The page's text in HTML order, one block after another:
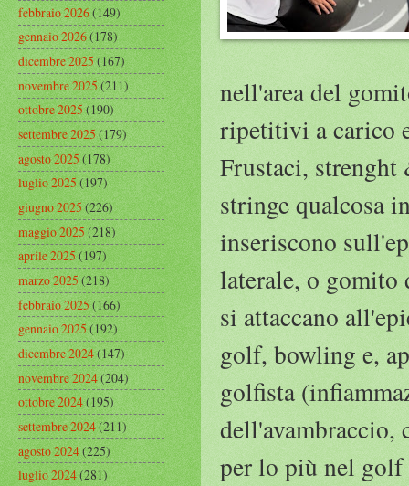
nell'area del
ripetitivi a carico
Frustaci,
stringe qualcosa
inseriscono
laterale, o gomito
si attaccano
golf, bowling e,
golfista
dell'avambraccio,
per lo più nel
febbraio 2026(149)
gennaio 2026(178)
dicembre 2025(167)
novembre 2025(211)
ottobre 2025(190)
settembre 2025(179)
agosto 2025(178)
luglio 2025(197)
giugno 2025(226)
maggio 2025(218)
aprile 2025(197)
marzo 2025(218)
febbraio 2025(166)
gennaio 2025(192)
dicembre 2024(147)
novembre 2024(204)
ottobre 2024(195)
settembre 2024(211)
agosto 2024(225)
luglio 2024(281)